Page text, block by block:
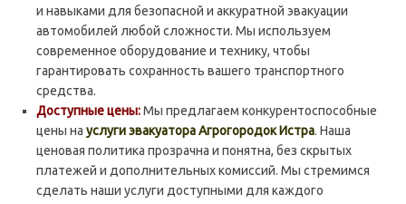
и навыками для безопасной и аккуратной эвакуации
автомобилей любой сложности. Мы используем
современное оборудование и технику, чтобы
гарантировать сохранность вашего транспортного
средства.
Доступные цены:Мы предлагаем конкурентоспособные
цены на услуги эвакуатора Агрогородок Истра. Наша
ценовая политика прозрачна и понятна, без скрытых
платежей и дополнительных комиссий. Мы стремимся
сделать наши услуги доступными для каждого